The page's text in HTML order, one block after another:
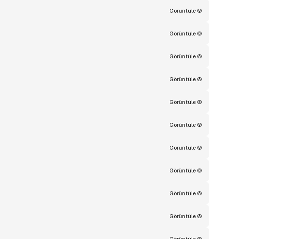
Görüntüle
Görüntüle
Görüntüle
Görüntüle
Görüntüle
Görüntüle
Görüntüle
Görüntüle
Görüntüle
Görüntüle